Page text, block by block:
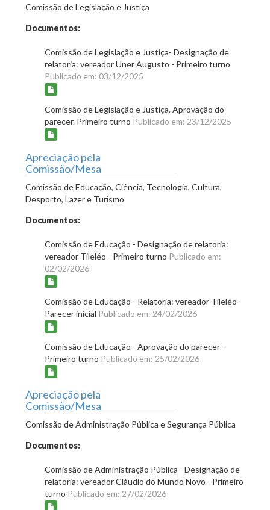
Comissão de Legislação e Justiça
Documentos:
Comissão de Legislação e Justiça- Designação de
relatoria: vereador Uner Augusto - Primeiro turno
Publicado em: 03/12/2025
Comissão de Legislação e Justiça. Aprovação do
parecer. Primeiro turno Publicado em: 23/12/2025
Apreciação pela
Comissão/Mesa
Comissão de Educação, Ciência, Tecnologia, Cultura,
Desporto, Lazer e Turismo
Documentos:
Comissão de Educação - Designação de relatoria:
vereador Tileléo - Primeiro turno Publicado em:
02/02/2026
Comissão de Educação - Relatoria: vereador Tileléo -
Parecer inicial Publicado em: 24/02/2026
Comissão de Educação - Aprovação do parecer -
Primeiro turno Publicado em: 25/02/2026
Apreciação pela
Comissão/Mesa
Comissão de Administração Pública e Segurança Pública
Documentos:
Comissão de Administração Pública - Designação de
relatoria: vereador Cláudio do Mundo Novo - Primeiro
turno Publicado em: 27/02/2026